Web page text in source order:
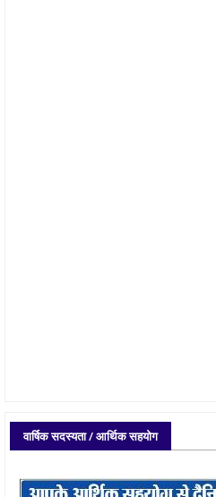
वार्षिक सदस्यता / आर्थिक सहयोग